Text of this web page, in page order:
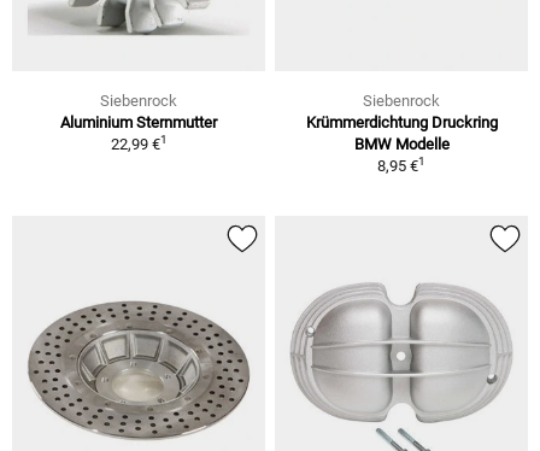
Siebenrock
Aluminium Sternmutter
22,99 €1
Siebenrock
Krümmerdichtung Druckring
BMW Modelle
8,95 €1